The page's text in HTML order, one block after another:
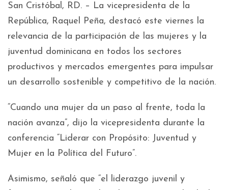
San Cristóbal, RD. – La vicepresidenta de la
República, Raquel Peña, destacó este viernes la
relevancia de la participación de las mujeres y la
juventud dominicana en todos los sectores
productivos y mercados emergentes para impulsar
un desarrollo sostenible y competitivo de la nación.
“Cuando una mujer da un paso al frente, toda la
nación avanza”, dijo la vicepresidenta durante la
conferencia “Liderar con Propósito: Juventud y
Mujer en la Política del Futuro”.
Asimismo, señaló que “el liderazgo juvenil y